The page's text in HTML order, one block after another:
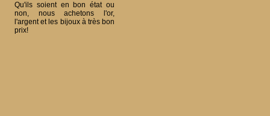
Qu'ils soient en bon état ou
non, nous achetons l'or,
l'argent et les bijoux à très bon
prix!